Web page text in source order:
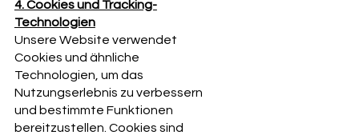
4. Cookies und Tracking-
Technologien
Unsere Website verwendet
Cookies und ähnliche
Technologien, um das
Nutzungserlebnis zu verbessern
und bestimmte Funktionen
bereitzustellen. Cookies sind